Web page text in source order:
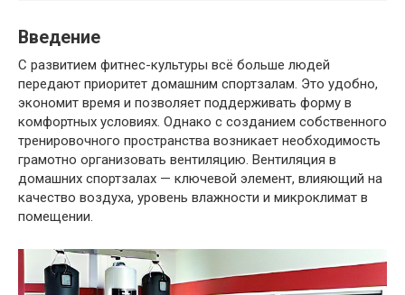
Введение
С развитием фитнес-культуры всё больше людей
передают приоритет домашним спортзалам. Это удобно,
экономит время и позволяет поддерживать форму в
комфортных условиях. Однако с созданием собственного
тренировочного пространства возникает необходимость
грамотно организовать вентиляцию. Вентиляция в
домашних спортзалах — ключевой элемент, влияющий на
качество воздуха, уровень влажности и микроклимат в
помещении.